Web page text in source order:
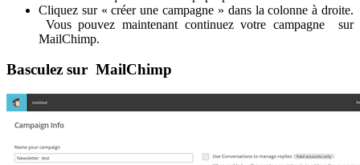
Cliquez sur « créer une campagne » dans la colonne à droite.
Vous pouvez maintenant continuez votre campagne sur
MailChimp.
Basculez sur MailChimp